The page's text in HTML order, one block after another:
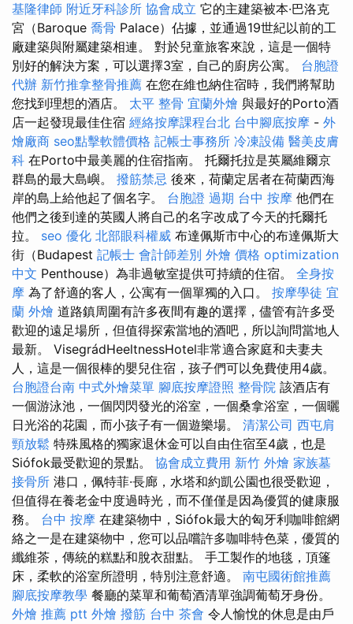
基隆律師 附近牙科診所 協會成立 它的主建築被本·巴洛克
宮（Baroque 喬骨 Palace）佔據，並通過19世紀以前的工
廠建築與附屬建築相連。 對於兒童旅客來說，這是一個特
別好的解決方案，可以選擇3室，自己的廚房公寓。 台胞證
代辦 新竹推拿整骨推薦 在您在維也納住宿時，我們將幫助
您找到理想的酒店。 太平 整骨 宜蘭外燴 與最好的Porto酒
店一起發現最佳住宿 經絡按摩課程台北 台中腳底按摩 - 外
燴廠商 seo點擊軟體價格 記帳士事務所 冷凍設備 醫美皮膚
科 在Porto中最美麗的住宿指南。 托爾托拉是英屬維爾京
群島的最大島嶼。 撥筋禁忌 後來，荷蘭定居者在荷蘭西海
岸的島上給他起了個名字。 台胞證 過期 台中 按摩 他們在
他們之後到達的英國人將自己的名字改成了今天的托爾托
拉。 seo 優化 北部眼科權威 布達佩斯市中心的布達佩斯大
街（Budapest 記帳士 會計師差別 外燴 價格 optimization
中文 Penthouse）為非過敏室提供可持續的住宿。 全身按
摩 為了舒適的客人，公寓有一個單獨的入口。 按摩學徒 宜
蘭 外燴 道路鎮周圍有許多夜間有趣的選擇，儘管有許多受
歡迎的遠足場所，但值得探索當地的酒吧，所以詢問當地人
最新。 VisegrádHeeltnessHotel非常適合家庭和夫妻夫
人，這是一個很棒的嬰兒住宿，孩子們可以免費使用4歲。
台胞證台南 中式外燴菜單 腳底按摩證照 整骨院 該酒店有
一個游泳池，一個閃閃發光的浴室，一個桑拿浴室，一個曬
日光浴的花園，而小孩子有一個遊樂場。 清潔公司 西屯肩
頸放鬆 特殊風格的獨家退休金可以自由住宿至4歲，也是
Siófok最受歡迎的景點。 協會成立費用 新竹 外燴 家族墓
接骨所 港口，佩特菲·長廊，水塔和約凱公園也很受歡迎，
但值得在養老金中度過時光，而不僅僅是因為優質的健康服
務。 台中 按摩 在建築物中，Siófok最大的匈牙利咖啡館網
絡之一是在建築物中，您可以品嚐許多咖啡特色菜，優質的
纖維茶，傳統的糕點和脫衣甜點。 手工製作的地毯，頂篷
床，柔軟的浴室所證明，特別注意舒適。 南屯國術館推薦
腳底按摩教學 餐廳的菜單和葡萄酒清單強調葡萄牙身份。
外燴 推薦 ptt 外燴 撥筋 台中 茶會 令人愉悅的休息是由戶